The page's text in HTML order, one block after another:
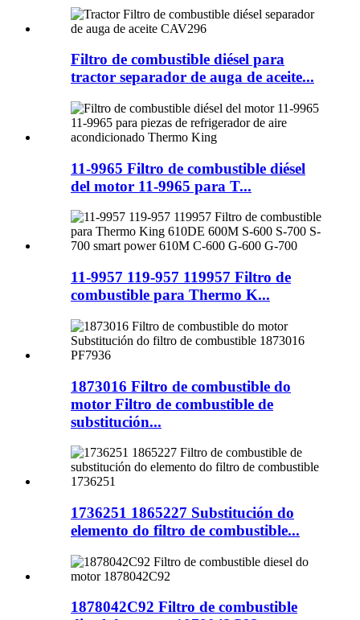
Filtro de combustible diésel para
tractor separador de auga de aceite...
11-9965 Filtro de combustible diésel
del motor 11-9965 para T...
11-9957 119-957 119957 Filtro de
combustible para Thermo K...
1873016 Filtro de combustible do
motor Filtro de combustible de
substitución...
1736251 1865227 Substitución do
elemento do filtro de combustible...
1878042C92 Filtro de combustible